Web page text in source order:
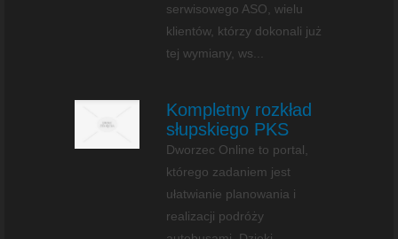
serwisowego ASO, wielu
klientów, którzy dokonali już
tej wymiany, ws...
Kompletny rozkład
słupskiego PKS
Dworzec Online to portal,
którego zadaniem jest
ułatwianie planowania i
realizacji podróży